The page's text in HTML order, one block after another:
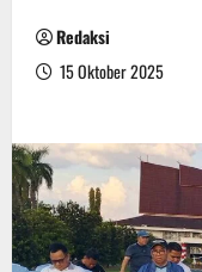
Redaksi
15 Oktober 2025